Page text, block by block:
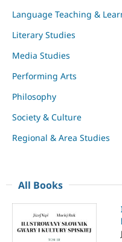
Language Teaching &
Literary Studies
Media Studies
Performing Arts
Philosophy
Society & Culture
Regional & Area Studies
All Books